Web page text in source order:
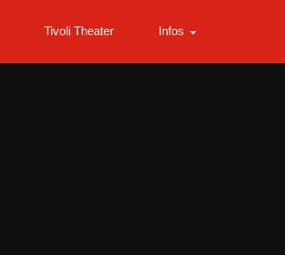
Tivoli Theater Infos